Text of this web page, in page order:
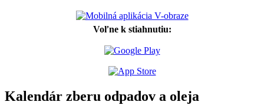
Voľne k stiahnutiu:
Kalendár zberu odpadov a oleja